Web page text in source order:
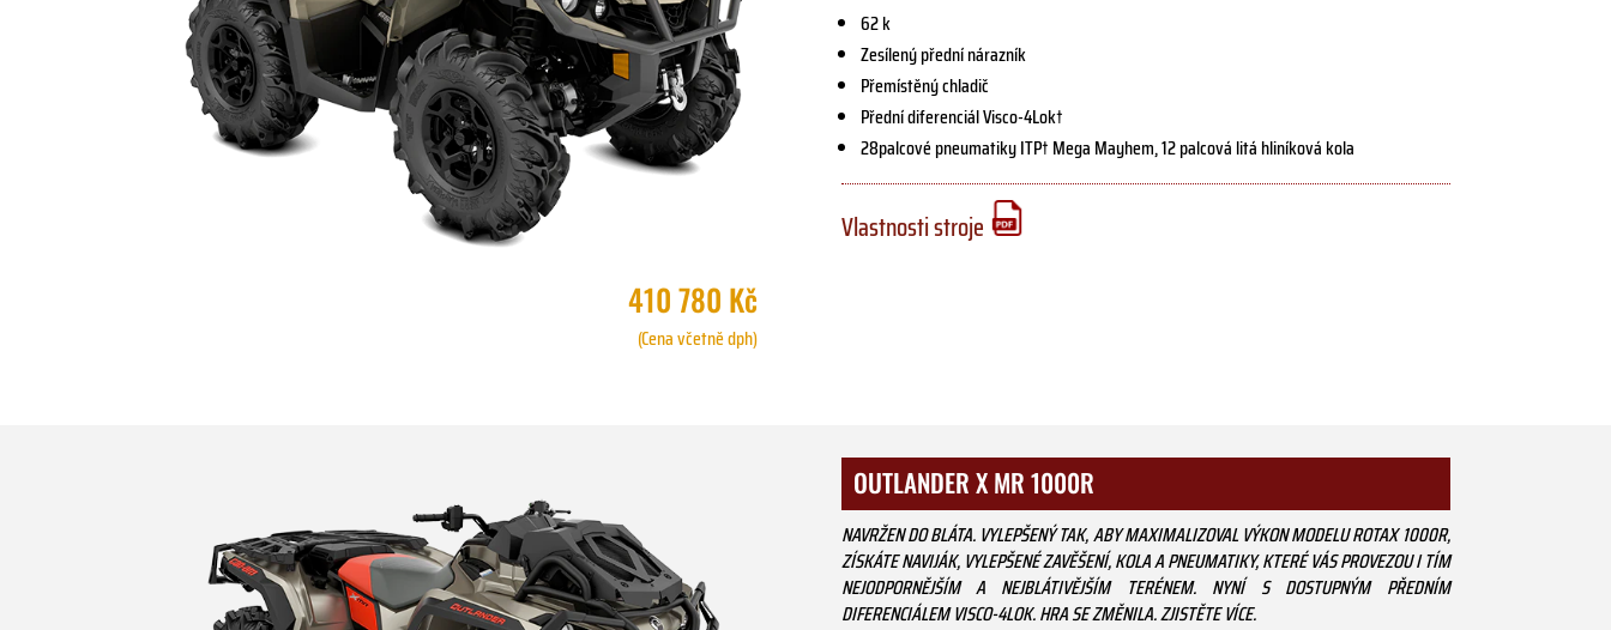
410 780 Kč
(Cena včetně dph)
62 k
Zesílený přední nárazník
Přemístěný chladič
Přední diferenciál Visco-4Lok†
28palcové pneumatiky ITP† Mega Mayhem, 12 palcová litá hliníková kola
Vlastnosti stroje
OUTLANDER X MR 1000R
NAVRŽEN DO BLÁTA. VYLEPŠENÝ TAK, ABY MAXIMALIZOVAL VÝKON MODELU ROTAX 1000R,
ZÍSKÁTE NAVIJÁK, VYLEPŠENÉ ZAVĚŠENÍ, KOLA A PNEUMATIKY, KTERÉ VÁS PROVEZOU I TÍM
NEJODPORNĚJŠÍM A NEJBLÁTIVĚJŠÍM TERÉNEM. NYNÍ S DOSTUPNÝM PŘEDNÍM
DIFERENCIÁLEM VISCO-4LOK. HRA SE ZMĚNILA. ZJISTĚTE VÍCE.